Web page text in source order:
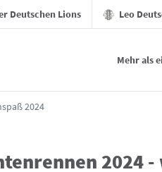
Deutschen Lions Leo
Mehr als
2024
2024